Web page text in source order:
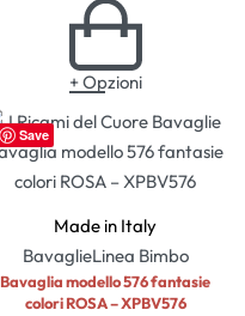
+ Opzioni
Save
Made in Italy
BavaglieLinea Bimbo
Bavaglia modello 576 fantasie
colori ROSA – XPBV576